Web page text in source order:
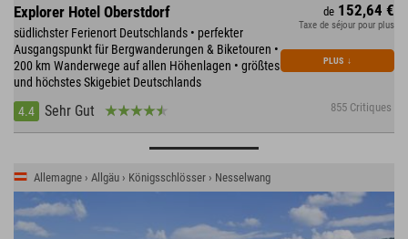
Explorer Hotel Oberstdorf
südlichster Ferienort Deutschlands • perfekter
Ausgangspunkt für Bergwanderungen & Biketouren •
200 km Wanderwege auf allen Höhenlagen • größtes
und höchstes Skigebiet Deutschlands
4.4
Sehr Gut 855 Critiques
de 152,64 €
Taxe de séjour pour plus
PLUS ↓
Allemagne › Allgäu › Königsschlösser › Nesselwang